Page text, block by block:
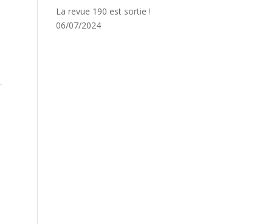
La revue 190 est sortie !
06/07/2024